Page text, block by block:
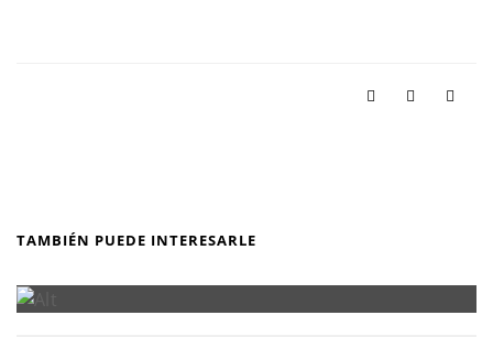
TAMBIÉN PUEDE INTERESARLE